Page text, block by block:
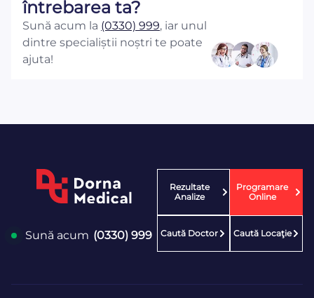
întrebarea ta?
Sună acum la (0330) 999, iar unul
dintre specialiștii noștri te poate
ajuta!
Sună acum (0330) 999
Rezultate
Analize
Programare
Online
Caută Doctor Caută Locaţie